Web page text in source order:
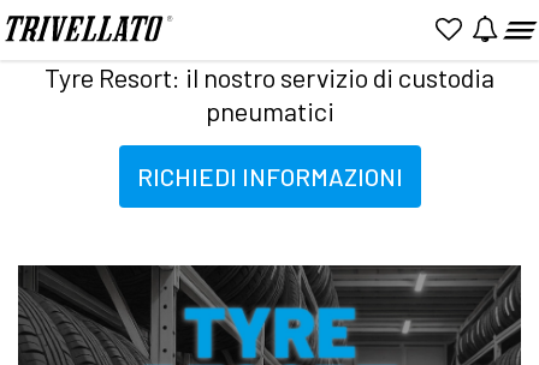
Home Promozioni
Tyre Resort: il nostro servizio di custodia
pneumatici
RICHIEDI INFORMAZIONI